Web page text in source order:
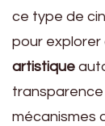
ce type de
pour explorer
artistique
mécanismes